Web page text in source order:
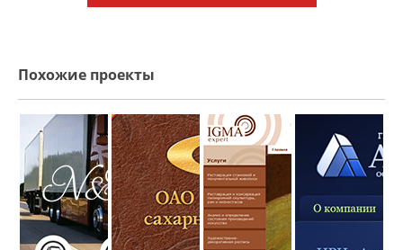
Похожие проекты
Пример
создания
сайта
логистической
компании
N&V Export
Logistik
GmbH
Создание
сайта
Городейского
сахарного
комбината
Редизайн
сайта для
реставрационной
мастерской
IGMA
сайта
компании
Аверс